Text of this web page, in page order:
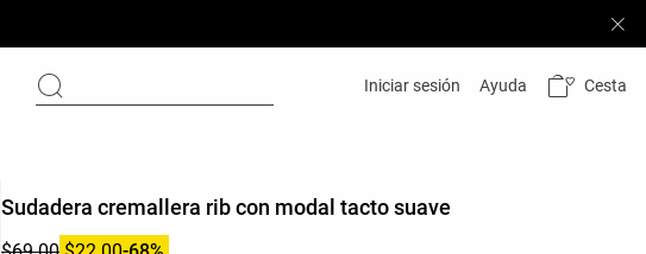
Iniciar sesión Ayuda Cesta
Sudadera cremallera rib con modal tacto suave